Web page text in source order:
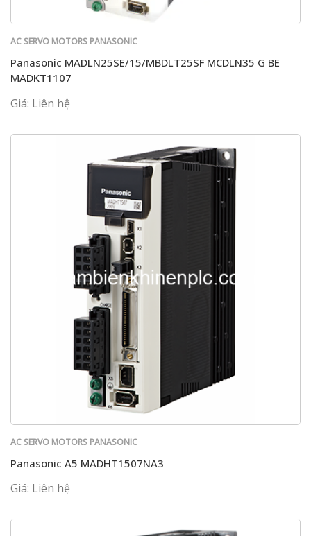
AC SERVO MOTORS PANASONIC
Panasonic MADLN25SE/15/MBDLT25SF MCDLN35 G BE
MADKT1107
Giá: Liên hệ
AC SERVO MOTORS PANASONIC
Panasonic A5 MADHT1507NA3
Giá: Liên hệ